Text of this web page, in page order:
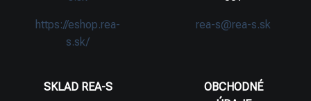
https://eshop.rea-
s.sk/
rea-s@rea-s.sk
SKLAD REA-S
OBCHODNÉ